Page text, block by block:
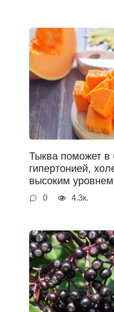
Тыква поможет в
гипертонией,
высоким
0 4.3к.